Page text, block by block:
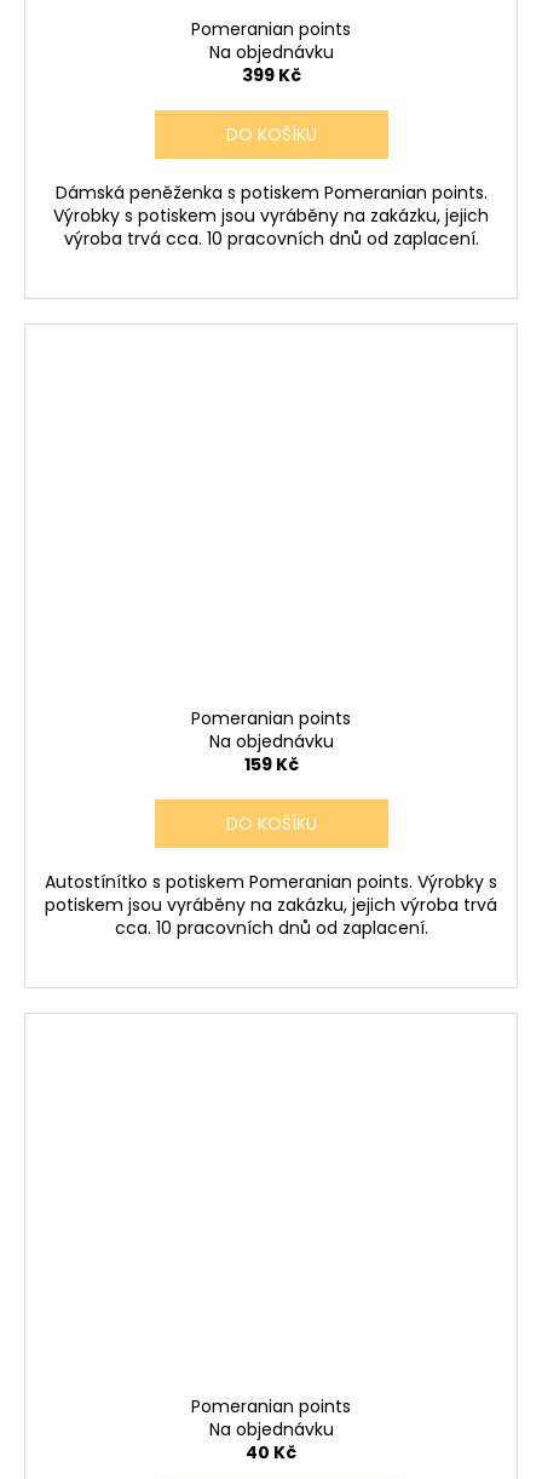
Pomeranian points
Na objednávku
399 Kč
DO KOŠÍKU
Dámská peněženka s potiskem Pomeranian points.
Výrobky s potiskem jsou vyráběny na zakázku, jejich
výroba trvá cca. 10 pracovních dnů od zaplacení.
Pomeranian points
Na objednávku
159 Kč
DO KOŠÍKU
Autostínítko s potiskem Pomeranian points. Výrobky s
potiskem jsou vyráběny na zakázku, jejich výroba trvá
cca. 10 pracovních dnů od zaplacení.
Pomeranian points
Na objednávku
40 Kč